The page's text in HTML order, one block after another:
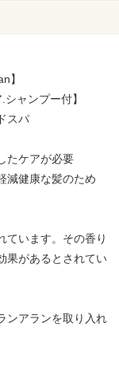
】
ャンプー付】
スパ
たケアが必要
減健康な髪のため
ています。その香り
果があるとされてい
ンアランを取り入れ